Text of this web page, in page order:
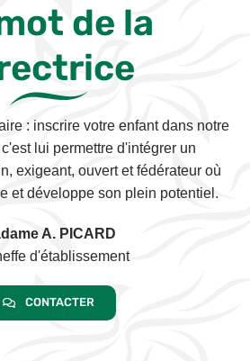
de la
: inscrire votre enfant dans notre
lui permettre d'intégrer un
exigeant, ouvert et fédérateur où
et développe son plein potentiel.
A. PICARD
d'établissement
CONTACTER